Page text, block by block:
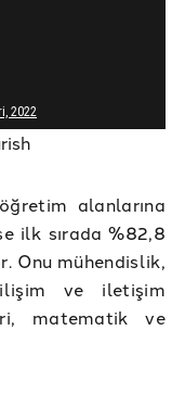
alanlarına
ilk sırada %82,8
Onu mühendislik,
ve iletişim
matematik ve